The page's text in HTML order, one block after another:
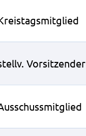
Vorsitzender